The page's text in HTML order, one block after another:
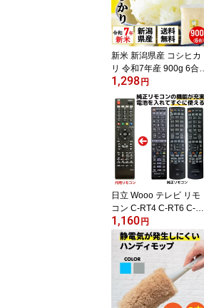
対策 クリーナー マッサ
ージ 小型犬 小さい 小型
Sサイズ
新米 新潟県産 コシヒカ
リ 令和7年産 900g 6合
老舗江戸前鮨愛用 米 ポ
イント消化 送料無料 真
空パック 有機肥料 チャ
ック付き袋 お試し 冷蔵
庫にしまえる 農家直送
高級 一人暮らし 少量 お
いしい お取り寄せ 防虫
発送日精米 天屋商店
1,298 円
日立 Wooo テレビ リモ
コン C-RT4 C-RT6 C-RT
1 C-RS4 C-RS5 C-RS1
C-RS3 C-RT2 C-RT3 HIT
ACHI ウー 液晶テレビ
ラズマテレビ 互換 汎用
性が高い 代用リモコン R
EMOSTA
1,160 円